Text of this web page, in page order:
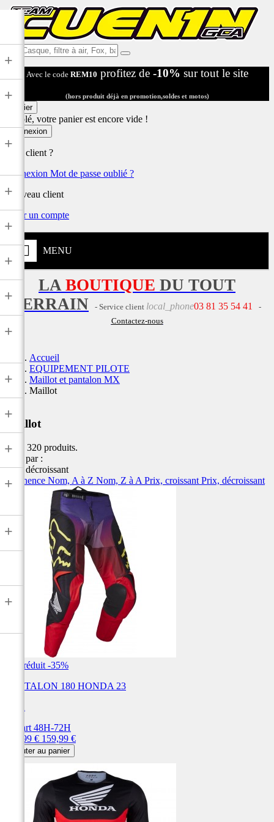
Ex:
Casque,
filtre
air,
Fox,
...
Avec le code REM10 profitez de -10% sur tout le site
(hors produit déjà en promotion,soldes et motos)
Panier
Désolé, votre panier est encore vide !
Connexion
Déjà client ?
Connexion Mot de passe oublié ?
Nouveau client
Créer un compte
MENU
+
+
+
+
+
+
+
+
+
+
+
+
+
+
LA BOUTIQUE DU TOUT
TERRAIN
- Service client local_phone03 81 35 54 41
-
Contactez-nous
Accueil
EQUIPEMENT PILOTE
Maillot et pantalon MX
Maillot
Maillot
Il y a 320 produits.
Trier par :
Prix, décroissant
Pertinence Nom, A à Z Nom, Z à A Prix, croissant Prix, décroissant
Prix réduit -35%
PANTALON 180 HONDA 23
Départ 48H-72H
103,99 € Prix
de
base
159,99 €
Ajouter au panier